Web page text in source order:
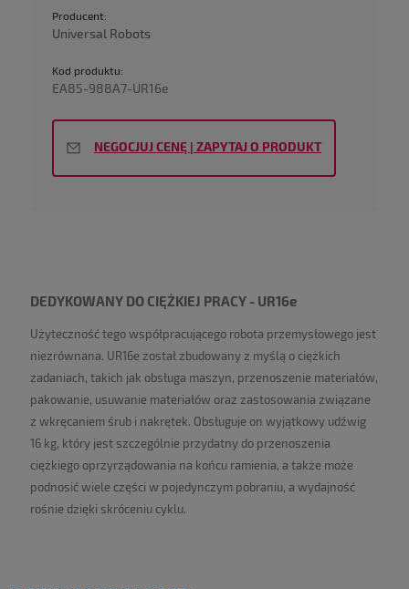
Producent:
Universal Robots
Kod produktu:
EA85-988A7-UR16e
NEGOCJUJ CENĘ | ZAPYTAJ O PRODUKT
DEDYKOWANY DO CIĘŻKIEJ PRACY - UR16e
Użyteczność tego współpracującego robota przemysłowego jest
niezrównana. UR16e został zbudowany z myślą o ciężkich
zadaniach, takich jak obsługa maszyn, przenoszenie materiałów,
pakowanie, usuwanie materiałów oraz zastosowania związane
z wkręcaniem śrub i nakrętek. Obsługuje on wyjątkowy udźwig
16 kg, który jest szczególnie przydatny do przenoszenia
ciężkiego oprzyrządowania na końcu ramienia, a także może
podnosić wiele części w pojedynczym pobraniu, a wydajność
rośnie dzięki skróceniu cyklu.